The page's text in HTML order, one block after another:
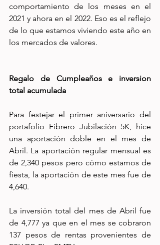
comportamiento de los meses en el
2021 y ahora en el 2022. Eso es el reflejo
de lo que estamos viviendo este año en
los mercados de valores.
Regalo de Cumpleaños e inversion
total acumulada
Para festejar el primer aniversario del
portafolio Fibrero Jubilación 5K, hice
una aportación doble en el mes de
Abril. La aportación regular mensual es
de 2,340 pesos pero cómo estamos de
fiesta, la aportación de este mes fue de
4,640.
La inversión total del mes de Abril fue
de 4,777 ya que en el mes se cobraron
137 pesos de rentas provenientes de